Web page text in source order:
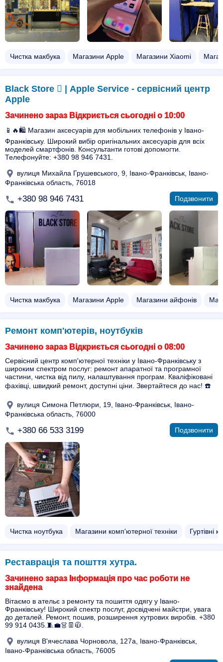
Чистка макбука Магазини Apple Магазини Xiaomi
Black Store  | Apple Service - сервісний центр
Apple
Зачинено зараз Відкриється сьогодні о 10:00
📱🔥🛍 Магазин аксесуарів для мобільних телефонів у Івано-
Франківську. Широкий вибір оригінальних аксесуарів для всіх
моделей смартфонів. Консультанти готові допомогти.
Телефонуйте: +380 98 946 7431.
вулиця Михайла Грушевського, 9, Івано-Франківськ, Івано-
Франківська область, 76018
+380 98 946 7431 Подзвонити
Чистка макбука Магазини Apple Магазини айфонів
Ремонт комп'ютерів, ноутбуків
Зачинено зараз Відкриється сьогодні о 08:00
Сервісний центр комп'ютерної техніки у Івано-Франківську з
широким спектром послуг: ремонт апаратної та програмної
частини, чистка від пилу, налаштування програм. Кваліфіковані
фахівці, швидкий ремонт, доступні ціни. Звертайтеся до нас! ☎️
вулиця Симона Петлюри, 19, Івано-Франківськ, Івано-
Франківська область, 76000
+380 66 533 3199 Подзвонити
Чистка ноутбука Магазини комп'ютерної техніки Гуртівні
Реставрація та пошття хутра.
Зачинено зараз Інформація про час роботи не
знайдена
Вітаємо в ательє з ремонту та пошиття одягу у Івано-
Франківську! Широкий спектр послуг, досвідчені майстри, увага
до деталей. Ремонт, пошив, розширення хутрових виробів. +380
99 914 0435.🧵💼👗👖🧥.
вулиця В'ячеслава Чорновола, 127а, Івано-Франківськ,
Івано-Франківська область, 76005